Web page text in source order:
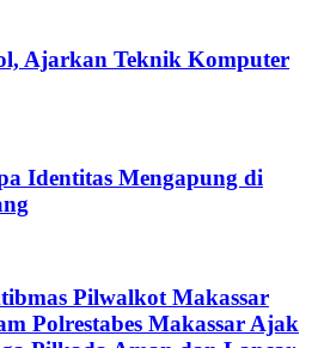
Ajarkan Teknik Komputer
Identitas Mengapung di
Pilwalkot Makassar
Polrestabes Makassar Ajak